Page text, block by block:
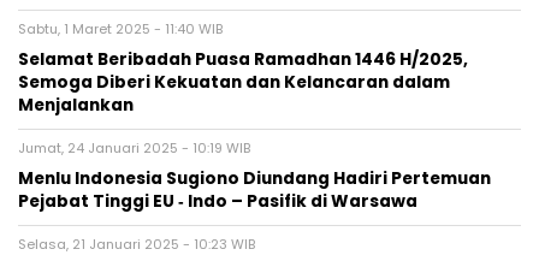
Sabtu, 1 Maret 2025 - 11:40 WIB
Selamat Beribadah Puasa Ramadhan 1446 H/2025,
Semoga Diberi Kekuatan dan Kelancaran dalam
Menjalankan
Jumat, 24 Januari 2025 - 10:19 WIB
Menlu Indonesia Sugiono Diundang Hadiri Pertemuan
Pejabat Tinggi EU ‐ Indo – Pasifik di Warsawa
Selasa, 21 Januari 2025 - 10:23 WIB